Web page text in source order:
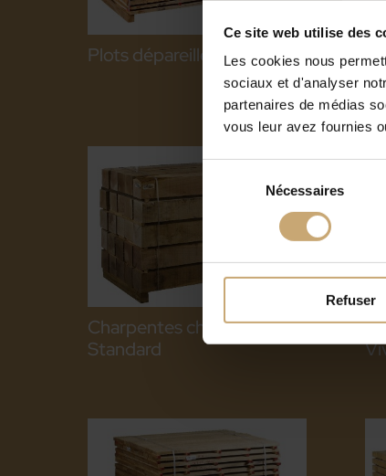
Ce site web utilise des
Les cookies nous
sociaux et d'analyser
partenaires de médias
vous leur avez fournies
consentement
Nécessaires
Refuser
Plots dépareillés chêne
Charpentes chêne QP2
Standard